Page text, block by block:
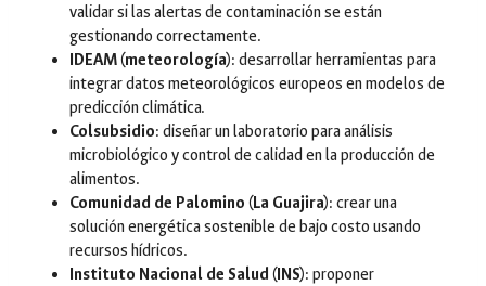
validar si las alertas de contaminación se están
gestionando correctamente.
IDEAM (meteorología): desarrollar herramientas para
integrar datos meteorológicos europeos en modelos de
predicción climática.
Colsubsidio: diseñar un laboratorio para análisis
microbiológico y control de calidad en la producción de
alimentos.
Comunidad de Palomino (La Guajira): crear una
solución energética sostenible de bajo costo usando
recursos hídricos.
Instituto Nacional de Salud (INS): proponer